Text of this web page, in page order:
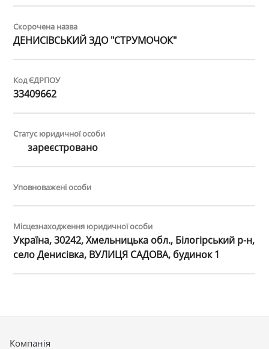
Скорочена назва
ДЕНИСІВСЬКИЙ ЗДО "СТРУМОЧОК"
Код ЄДРПОУ
33409662
Статус юридичної особи
зареєстровано
Уповноважені особи
Місцезнаходження юридичної особи
Україна, 30242, Хмельницька обл., Білогірський р-н,
село Денисівка, ВУЛИЦЯ САДОВА, будинок 1
Компанія